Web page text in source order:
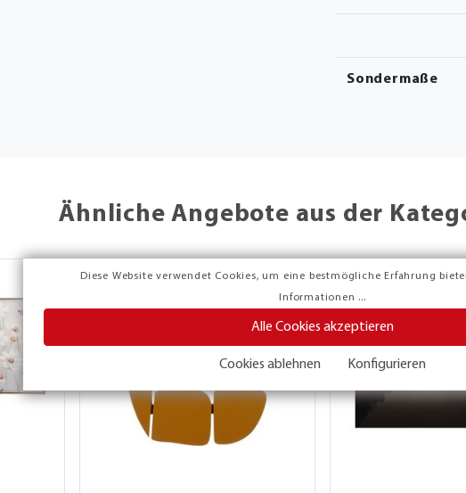
Diese Website verwendet Cookies, um eine bestmögliche Erfahrung
Informationen ...
Alle Cookies akzeptieren
Cookies ablehnen Konfigurieren
Sondermaße
Ähnliche Angebote aus der